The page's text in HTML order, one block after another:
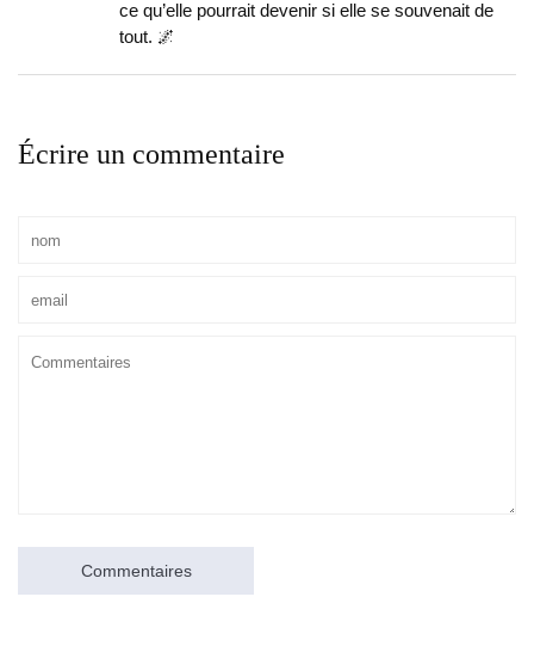
ce qu’elle pourrait devenir si elle se souvenait de
tout. 🌌
Écrire un commentaire
Commentaires